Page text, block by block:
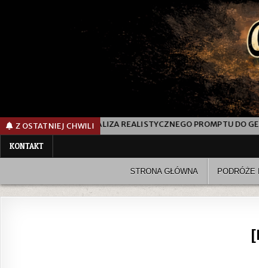
Z OSTATNIEJ CHWILI
REALISTYCZNEGO PROMPTU DO GENEROWANIA ZDJĘCIA
KONTAKT
STRONA GŁÓWNA PODRÓŻE